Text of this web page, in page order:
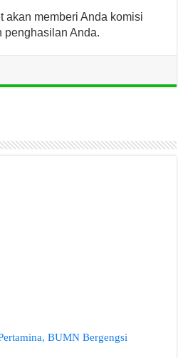
akan memberi Anda komisi
penghasilan Anda.
BUMN Bergengsi